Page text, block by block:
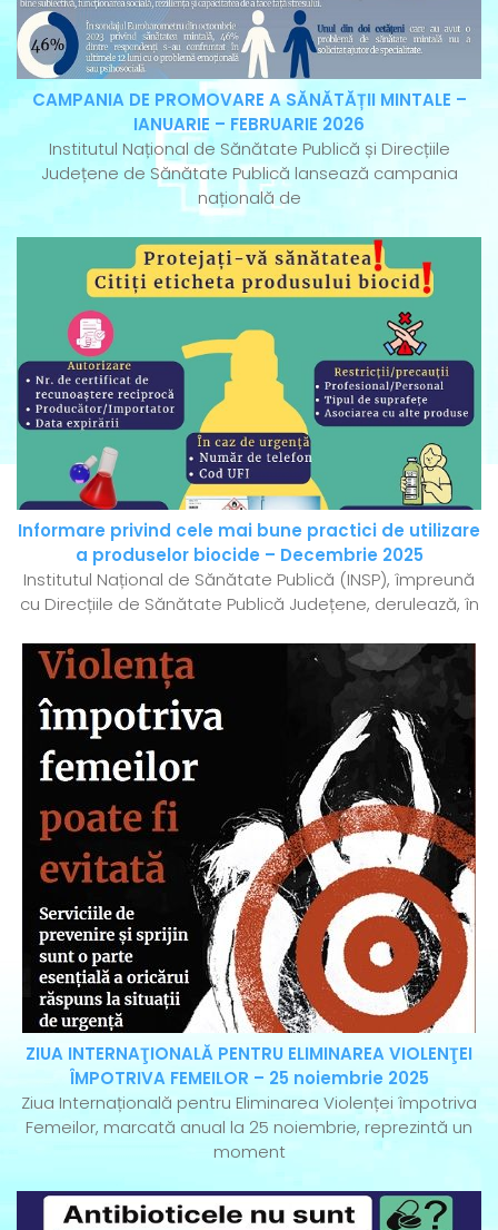
CAMPANIA DE PROMOVARE A SĂNĂTĂȚII MINTALE –
IANUARIE – FEBRUARIE 2026
Institutul Național de Sănătate Publică și Direcțiile
Județene de Sănătate Publică lansează campania
națională de
Informare privind cele mai bune practici de utilizare
a produselor biocide – Decembrie 2025
Institutul Național de Sănătate Publică (INSP), împreună
cu Direcțiile de Sănătate Publică Județene, derulează, în
ZIUA INTERNAŢIONALĂ PENTRU ELIMINAREA VIOLENŢEI
ÎMPOTRIVA FEMEILOR – 25 noiembrie 2025
Ziua Internațională pentru Eliminarea Violenței împotriva
Femeilor, marcată anual la 25 noiembrie, reprezintă un
moment